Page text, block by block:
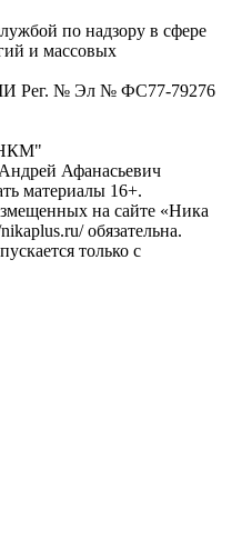
по надзору в сфере
и массовых
Рег. № Эл № ФС77-79276
Афанасьевич
материалы 16+.
на сайте «Ника
обязательна.
только с